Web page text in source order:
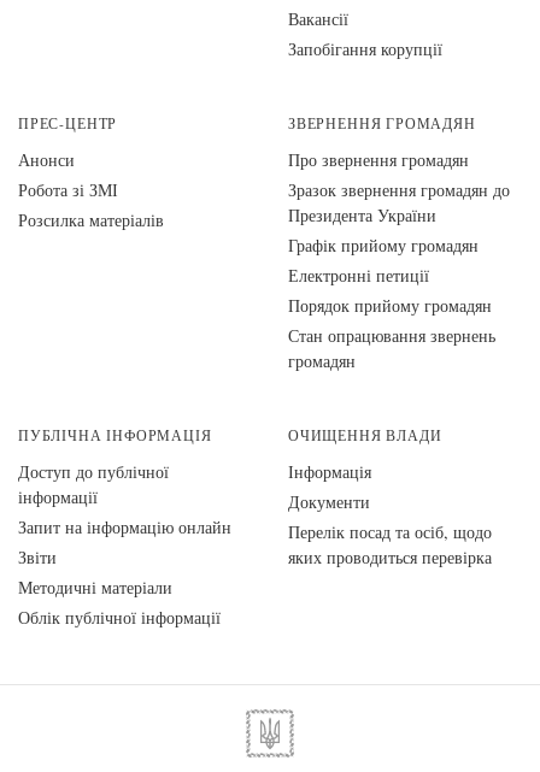
Вакансії
Запобігання корупції
ПРЕС-ЦЕНТР
Анонси
Робота зі ЗМІ
Розсилка матеріалів
ЗВЕРНЕННЯ ГРОМАДЯН
Про звернення громадян
Зразок звернення громадян до
Президента України
Графік прийому громадян
Електронні петиції
Порядок прийому громадян
Стан опрацювання звернень
громадян
ПУБЛІЧНА ІНФОРМАЦІЯ
Доступ до публічної
інформації
Запит на інформацію онлайн
Звіти
Методичні матеріали
Облік публічної інформації
ОЧИЩЕННЯ ВЛАДИ
Інформація
Документи
Перелік посад та осіб, щодо
яких проводиться перевірка